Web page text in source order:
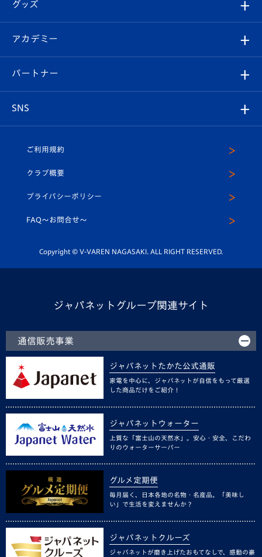
チケット
イベント
メディア
ホームタウン
スタッフプロフィール
マスコット紹介
平和祈念活動
ホームタウン活動
Revive Team
ヴィヴィくんの長崎おもてなしガイド
フォトギャラリー
スタジアムグルメ
V-LOVERS（ファンクラブ）
プレイヤーズスイート
グッズ
オンラインショップ
店舗情報
アカデミー
育成からのお知らせ
U-18
スクール
パートナー
SNS
ヴィヴィくんインスタグラム
公式LINE＠
ご利用規約
クラブ概要
プライバシーポリシー
FAQ〜お問合せ〜
Copyright © V-VAREN NAGASAKI. ALL RIGHT RESERVED.
ジャパネットグループ関連サイト
通信販売事業
ジャパネットたかた公式通販
家電を中心に、ジャパネットが自信をもって厳選
した商品だけをご紹介！
ジャパネットウォーター
上質な「富士山の天然水」。安心・安全、こだわ
りのウォーターサーバー
グルメ定期便
毎月届く、日本各地の名物・名産品。「美味し
い」で生活を変えませんか？
ジャパネットクルーズ
ジャパネットが磨き上げたおもてなしで、感動の豪